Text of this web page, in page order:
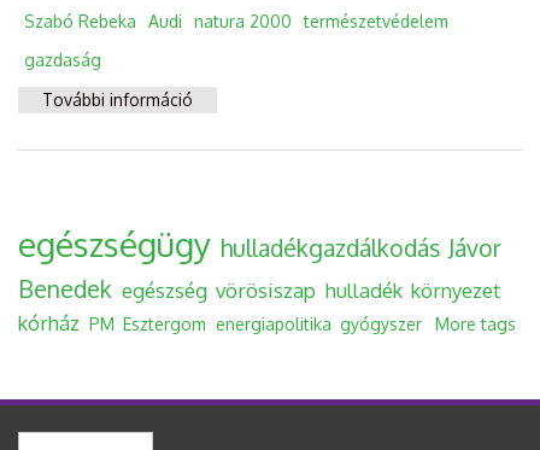
Szabó Rebeka Audi natura 2000
természetvédelem
gazdaság
További információ
egészségügy hulladékgazdálkodás Jávor
Benedek egészség vörösiszap hulladék környezet
kórház PM Esztergom energiapolitika gyógyszer More tags